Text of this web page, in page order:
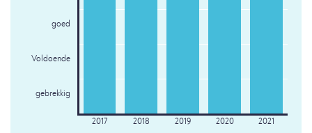
goed
Voldoende
gebrekkig